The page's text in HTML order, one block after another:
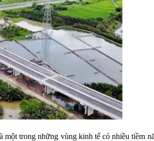
trong những vùng kinh tế có nhiều tiềm